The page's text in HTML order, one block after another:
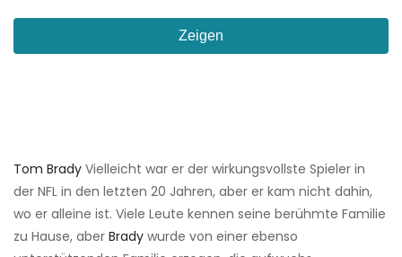
Zeigen
Tom Brady Vielleicht war er der wirkungsvollste Spieler in
der NFL in den letzten 20 Jahren, aber er kam nicht dahin,
wo er alleine ist. Viele Leute kennen seine berühmte Familie
zu Hause, aber Brady wurde von einer ebenso